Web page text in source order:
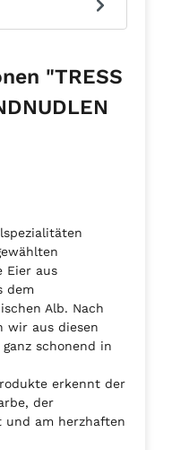
"TRESS
Eier aus
dem
Alb. Nach
wir aus diesen
schonend in
erkennt der
der
und am herzhaften